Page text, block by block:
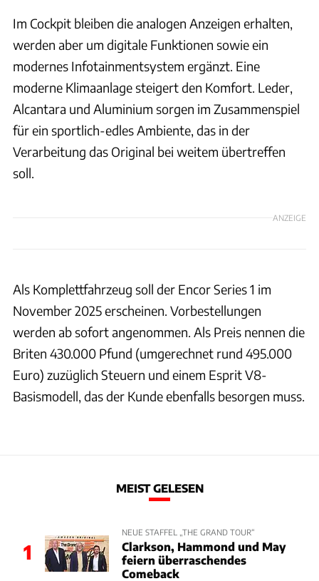
Im Cockpit bleiben die analogen Anzeigen erhalten,
werden aber um digitale Funktionen sowie ein
modernes Infotainmentsystem ergänzt. Eine
moderne Klimaanlage steigert den Komfort. Leder,
Alcantara und Aluminium sorgen im Zusammenspiel
für ein sportlich-edles Ambiente, das in der
Verarbeitung das Original bei weitem übertreffen
soll.
ANZEIGE
Als Komplettfahrzeug soll der Encor Series 1 im
November 2025 erscheinen. Vorbestellungen
werden ab sofort angenommen. Als Preis nennen die
Briten 430.000 Pfund (umgerechnet rund 495.000
Euro) zuzüglich Steuern und einem Esprit V8-
Basismodell, das der Kunde ebenfalls besorgen muss.
MEIST GELESEN
1
NEUE STAFFEL „THE GRAND TOUR“
Clarkson, Hammond und May
feiern überraschendes
Comeback